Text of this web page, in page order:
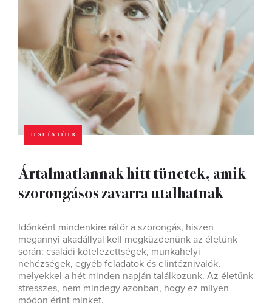
TEST ÉS LÉLEK
Ártalmatlannak hitt tünetek, amik
szorongásos zavarra utalhatnak
Időnként mindenkire rátör a szorongás, hiszen
megannyi akadállyal kell megküzdenünk az életünk
során: családi kötelezettségek, munkahelyi
nehézségek, egyéb feladatok és elintéznivalók,
melyekkel a hét minden napján találkozunk. Az életünk
stresszes, nem mindegy azonban, hogy ez milyen
módon érint minket.